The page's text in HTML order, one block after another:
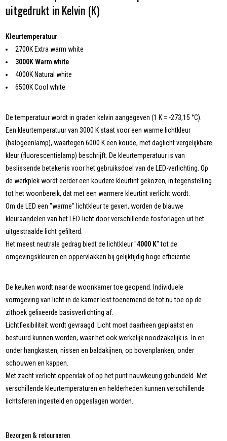
uitgedrukt in Kelvin (K)
Kleurtemperatuur
2700K Extra warm white
3000K Warm white
4000K Natural white
6500K Cool white
De temperatuur wordt in graden kelvin aangegeven (1 K = -273,15 °C).
Een kleurtemperatuur van 3000 K staat voor een warme lichtkleur
(halogeenlamp), waartegen 6000 K een koude, met daglicht vergelijkbare
kleur (fluorescentielamp) beschrijft. De kleurtemperatuur is van
beslissende betekenis voor het gebruiksdoel van de LED-verlichting. Op
de werkplek wordt eerder een koudere kleurtint gekozen, in tegenstelling
tot het woonbereik, dat met een warmere kleurtint verlicht wordt.
Om de LED een "warme" lichtkleur te geven, worden de blauwe
kleuraandelen van het LED-licht door verschillende fosforlagen uit het
uitgestraalde licht gefilterd.
Het meest neutrale gedrag biedt de lichtkleur "4000 K" tot de
omgevingskleuren en oppervlakken bij gelijktijdig hoge efficiëntie.
De keuken wordt naar de woonkamer toe geopend. Individuele
vormgeving van licht in de kamer lost toenemend de tot nu toe op de
zithoek gefixeerde basisverlichting af.
Lichtflexibiliteit wordt gevraagd. Licht moet daarheen geplaatst en
bestuurd kunnen worden, waar het ook werkelijk noodzakelijk is. In en
onder hangkasten, nissen en baldakijnen, op bovenplanken, onder
schouwen en kappen.
Met zacht verlicht oppervlak of op het punt nauwkeurig gebundeld. Met
verschillende kleurtemperaturen en helderheden kunnen verschillende
lichtsferen ingesteld en opgeslagen worden.
Bezorgen & retourneren